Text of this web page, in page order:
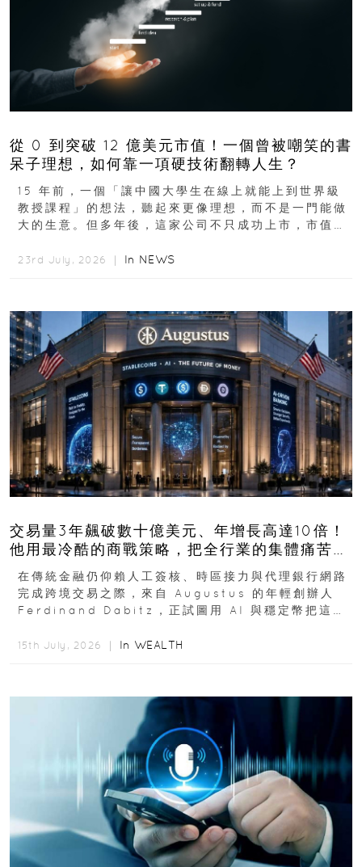
從 0 到突破 12 億美元市值！一個曾被嘲笑的書
呆子理想，如何靠一項硬技術翻轉人生？
15 年前，一個「讓中國大學生在線上就能上到世界級
教授課程」的想法，聽起來更像理想，而不是一門能做
大的生意。但多年後，這家公司不只成功上市，市值更
23rd July, 2026 ｜ In NEWS
交易量3年飆破數十億美元、年增長高達10倍！
他用最冷酷的商戰策略，把全行業的集體痛苦榨
成百億金庫
在傳統金融仍仰賴人工簽核、時區接力與代理銀行網路
完成跨境交易之際，來自 Augustus 的年輕創辦人
Ferdinand Dabitz，正試圖用 AI 與穩定幣把這套
15th July, 2026 ｜ In WEALTH